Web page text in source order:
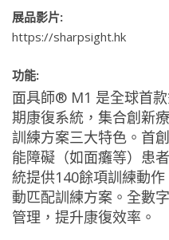
展品影片:
https://sharpsight.hk
功能:
面具師® M1 是全球首
期康復系統，集合創新
訓練方案三大特色。首
能障礙（如面癱等）患
統提供140餘項訓練動
動匹配訓練方案。全數
管理，提升康復效率。